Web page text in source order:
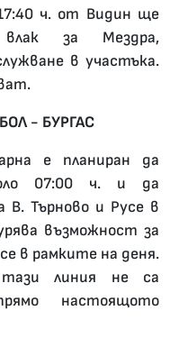
ч. от Видин ще
влак за Мездра,
в участъка.
- БУРГАС
е планиран да
07:00 ч. и да
В. Търново и Русе в
възможност за
в рамките на деня.
тази линия не са
настоящото